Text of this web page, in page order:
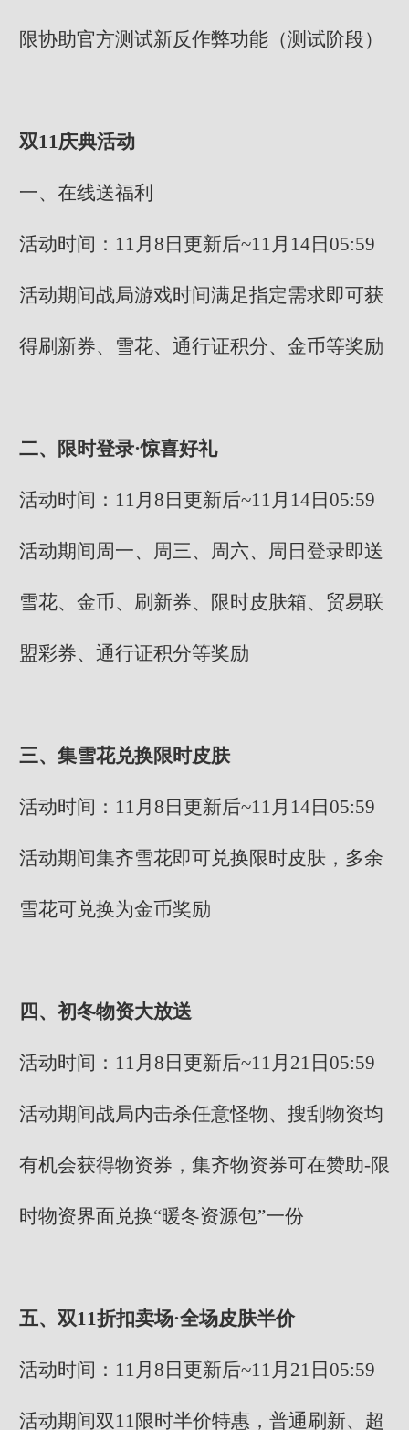
限协助官方测试新反作弊功能（测试阶段）
双11庆典活动
一、在线送福利
活动时间：11月8日更新后~11月14日05:59
活动期间战局游戏时间满足指定需求即可获
得刷新券、雪花、通行证积分、金币等奖励
二、限时登录·惊喜好礼
活动时间：11月8日更新后~11月14日05:59
活动期间周一、周三、周六、周日登录即送
雪花、金币、刷新券、限时皮肤箱、贸易联
盟彩券、通行证积分等奖励
三、集雪花兑换限时皮肤
活动时间：11月8日更新后~11月14日05:59
活动期间集齐雪花即可兑换限时皮肤，多余
雪花可兑换为金币奖励
四、初冬物资大放送
活动时间：11月8日更新后~11月21日05:59
活动期间战局内击杀任意怪物、搜刮物资均
有机会获得物资券，集齐物资券可在赞助-限
时物资界面兑换“暖冬资源包”一份
五、双11折扣卖场·全场皮肤半价
活动时间：11月8日更新后~11月21日05:59
活动期间双11限时半价特惠，普通刷新、超